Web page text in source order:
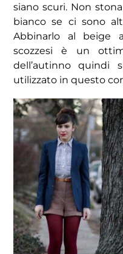
siano scuri. Non
bianco se ci sono
Abbinarlo al beige
scozzesi è un
dell’autinno quindi
utilizzato in questo